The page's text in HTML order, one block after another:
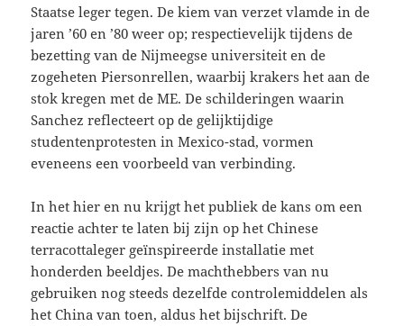
Staatse leger tegen. De kiem van verzet vlamde in de
jaren ’60 en ’80 weer op; respectievelijk tijdens de
bezetting van de Nijmeegse universiteit en de
zogeheten Piersonrellen, waarbij krakers het aan de
stok kregen met de ME. De schilderingen waarin
Sanchez reflecteert op de gelijktijdige
studentenprotesten in Mexico-stad, vormen
eveneens een voorbeeld van verbinding.
In het hier en nu krijgt het publiek de kans om een
reactie achter te laten bij zijn op het Chinese
terracottaleger geïnspireerde installatie met
honderden beeldjes. De machthebbers van nu
gebruiken nog steeds dezelfde controlemiddelen als
het China van toen, aldus het bijschrift. De